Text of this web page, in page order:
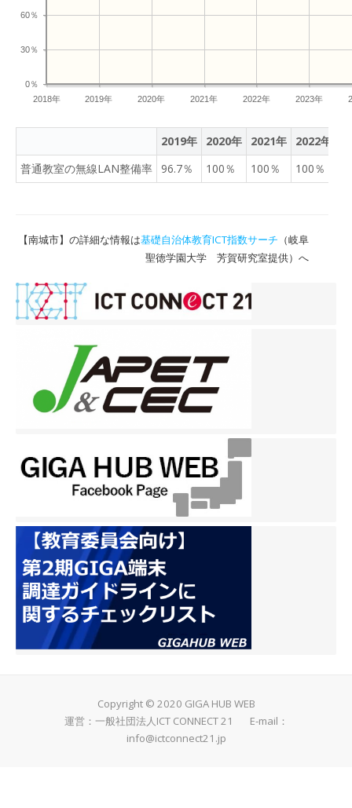
2018年 2019年 2020年 2021年 2022年 2023年
0％
30％
60％
2019年 2020年 2021年 2022年
普通教室の無線LAN整備率
96.7％ 100％ 100％ 100％
【南城市】の詳細な情報は基礎自治体教育ICT指数サーチ （岐阜
聖徳学園大学 芳賀研究室提供）へ
Copyright © 2020 GIGA HUB WEB
運営：一般社団法人ICT CONNECT 21 E-mail：
info@ictconnect21.jp